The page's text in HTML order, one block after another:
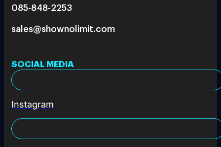
085-848-2253
sales@shownolimit.com
SOCIAL MEDIA
Instagram